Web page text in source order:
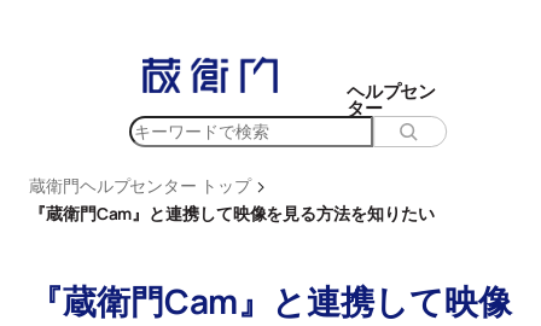
ッ
プ
ヘルプセン
ター
検
蔵衛門ヘルプセンター トップ >
『蔵衛門Cam』と連携して映像を見る方法を知りたい
『蔵衛門Cam』と連携して映像